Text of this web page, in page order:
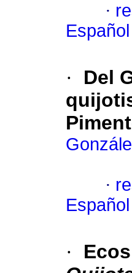
·
Español
·
Del
·
Español
·